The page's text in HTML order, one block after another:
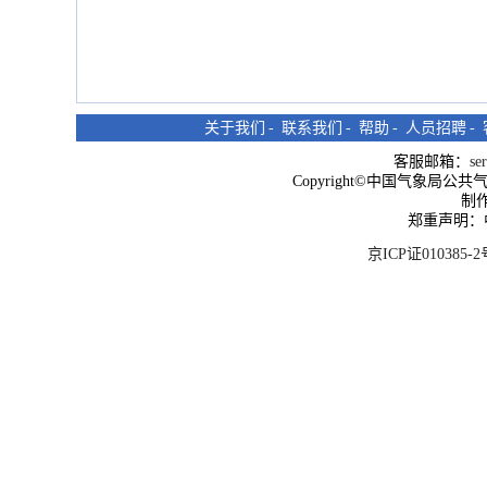
关于我们 - 联系我们 - 帮助 - 人员招聘 -
客服邮箱：
Copyright©中国气象局公共
制
郑重声明
京ICP证010385-2